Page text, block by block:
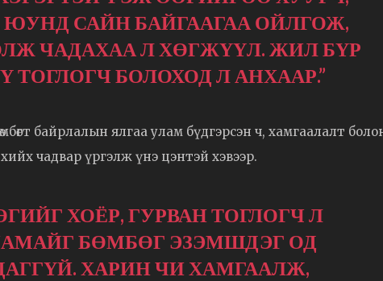
ЮУНД САЙН БАЙГААГАА ОЙЛГОЖ,
ЧАДАХАА Л ХӨГЖҮҮЛ. ЖИЛ БҮР
БОЛОХОД Л АНХААР.”
байрлалын ялгаа улам бүдгэрсэн ч, хамгаалалт
чадвар үргэлж үнэ цэнтэй хэвээр.
ХОЁР, ГУРВАН ТОГЛОГЧ Л
БӨМБӨГ ЭЗЭМШДЭГ ОД
ХАРИН ЧИ ХАМГААЛЖ,